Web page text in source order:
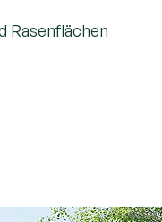
Rasenflächen